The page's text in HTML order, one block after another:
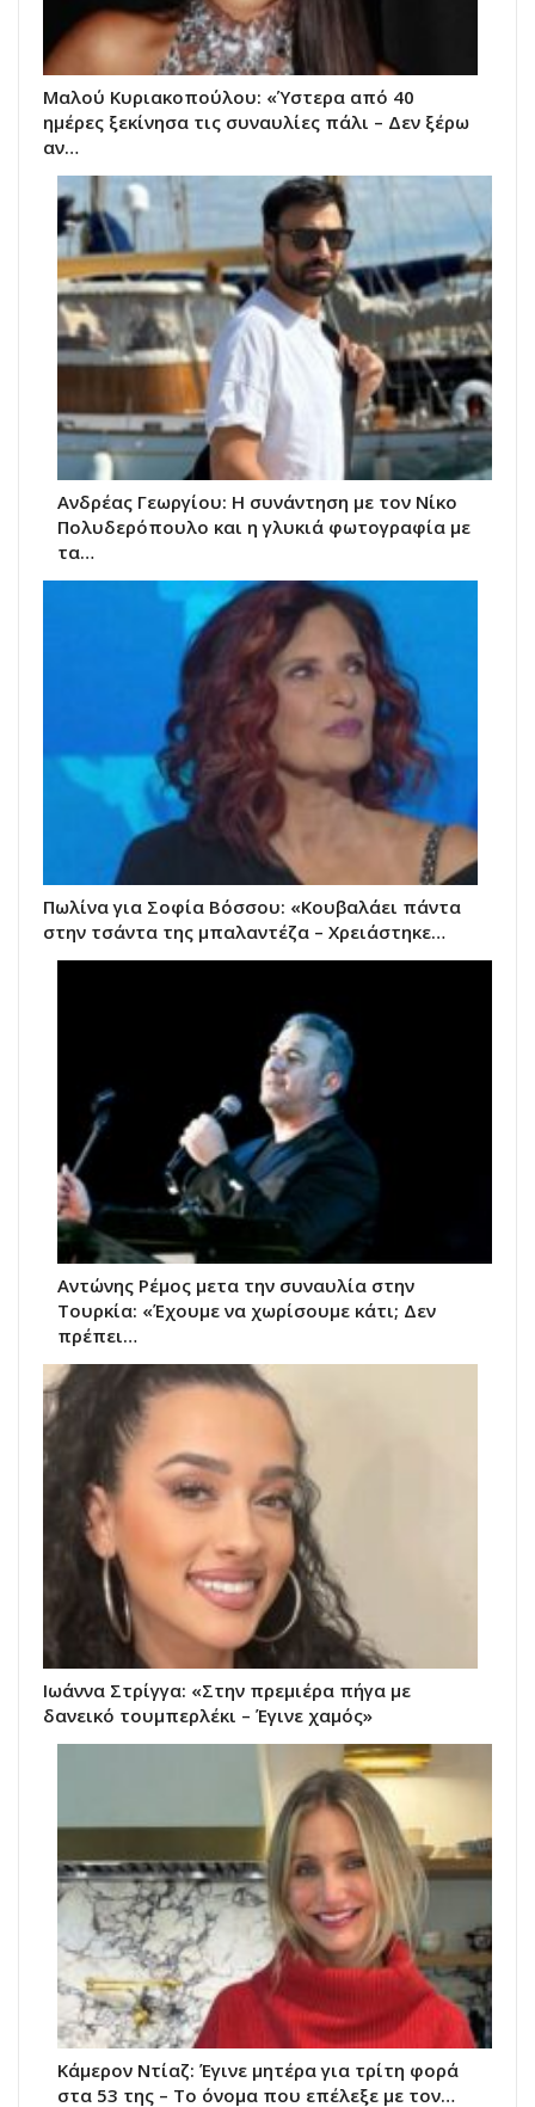
Μαλού Κυριακοπούλου: «Ύστερα από 40
ημέρες ξεκίνησα τις συναυλίες πάλι – Δεν ξέρω
αν…
Ανδρέας Γεωργίου: Η συνάντηση με τον Νίκο
Πολυδερόπουλο και η γλυκιά φωτογραφία με
τα…
Πωλίνα για Σοφία Βόσσου: «Κουβαλάει πάντα
στην τσάντα της μπαλαντέζα – Χρειάστηκε…
Αντώνης Ρέμος μετα την συναυλία στην
Τουρκία: «Έχουμε να χωρίσουμε κάτι; Δεν
πρέπει…
Ιωάννα Στρίγγα: «Στην πρεμιέρα πήγα με
δανεικό τουμπερλέκι – Έγινε χαμός»
Κάμερον Ντίαζ: Έγινε μητέρα για τρίτη φορά
στα 53 της – Το όνομα που επέλεξε με τον…